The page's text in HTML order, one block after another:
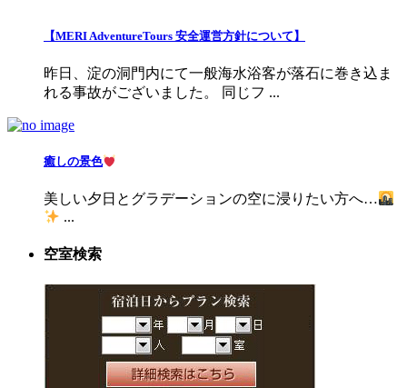
【MERI AdventureTours 安全運営方針について】
昨日、淀の洞門内にて一般海水浴客が落石に巻き込ま
れる事故がございました。 同じフ ...
癒しの景色
美しい夕日とグラデーションの空に浸りたい方へ…
...
空室検索